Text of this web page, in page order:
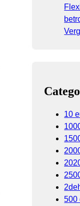
10
500